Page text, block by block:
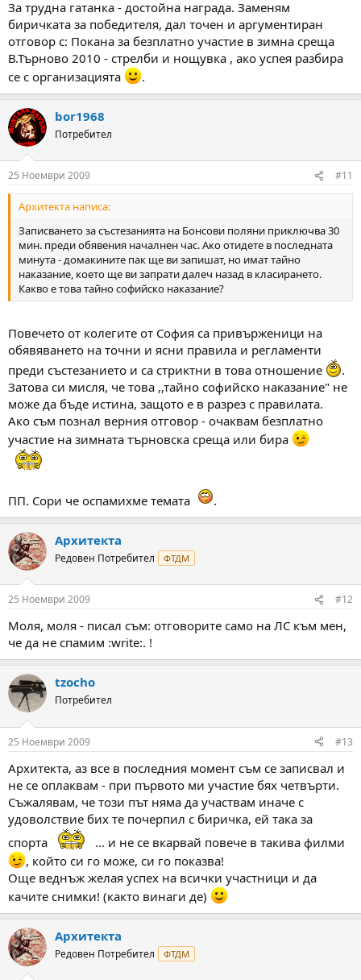
За трудна гатанка - достойна награда. Заменям
биричката за победителя, дал точен и аргументиран
отговор с: Покана за безплатно участие в зимна среща
В.Търново 2010 - стрелби и нощувка , ако успея разбира
се с организацията
.
bor1968
Потребител
25 Ноември 2009 #11
Архитекта написа:
Записването за състезанията на Бонсови поляни приключва 30
мин. преди обявения началнен час. Ако отидете в последната
минута - домакините пак ще ви запишат, но имат тайно
наказание, което ще ви запрати далеч назад в класирането.
Какво е това тайно софийско наказание?
Повечето от колегите от София са привърженици на
обявяването на точни и ясни правила и регламенти
преди състезанието и са стриктни в това отношение
.
Затова си мисля, че това ,,тайно софийско наказание" не
може да бъде истина, защото е в разрез с правилата.
Ако съм познал верния отговор - очаквам безплатно
участие на зимната търновска среща или бира
ПП. Сори че оспамихме темата .
Архитекта
Редовен Потребител ФТДМ
25 Ноември 2009 #12
Моля, моля - писал съм: отговорите само на ЛС към мен,
че да не спамим :write:. !
tzocho
Потребител
25 Ноември 2009 #13
Архитекта, аз все в последния момент съм се записвал и
не се оплаквам - при първото ми участие бях четвърти.
Съжалявам, че този път няма да участвам иначе с
удоволствие бих те почерпил с биричка, ей така за
спорта
... и не се вкарвай повече в такива филми
, който си го може, си го показва!
Още веднъж желая успех на всички участници и да
качите снимки! (както винаги де)
Архитекта
Редовен Потребител ФТДМ